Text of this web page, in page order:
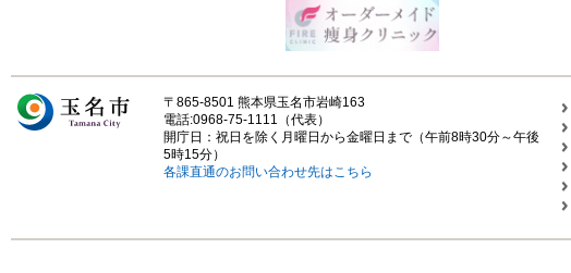
〒865-8501 熊本県玉名市岩崎163
電話:0968-75-1111（代表）
開庁日：祝日を除く月曜日から金曜日まで（午前8時30分～午後
5時15分）
各課直通のお問い合わせ先はこちら